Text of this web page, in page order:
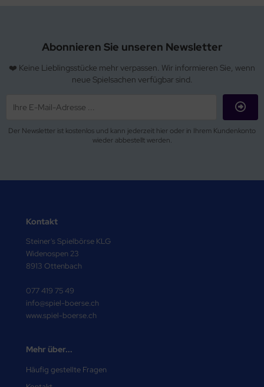
Abonnieren Sie unseren Newsletter
❤️ Keine Lieblingsstücke mehr verpassen. Wir informieren Sie, wenn
neue Spielsachen verfügbar sind.
Der Newsletter ist kostenlos und kann jederzeit hier oder in Ihrem Kundenkonto
wieder abbestellt werden.
Kontakt
Steiner's Spielbörse KLG
Widenospen 23
8913 Ottenbach
077 419 75 49
info@spiel-boerse.ch
www.spiel-boerse.ch
Mehr über...
Häufig gestellte Fragen